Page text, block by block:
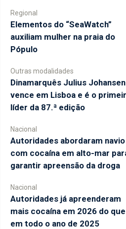
Regional
​Elementos do “SeaWatch”
auxiliam mulher na praia do
Pópulo
Outras modalidades
Dinamarquês Julius Johansen
vence em Lisboa e é o
líder da 87.ª edição
Nacional
Autoridades abordaram navio
com cocaína em alto-mar
garantir apreensão da droga
Nacional
Autoridades já apreenderam
mais cocaína em 2026 do que
em todo o ano de 2025